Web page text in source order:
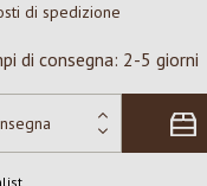
di spedizione
di consegna: 2-5 giorni